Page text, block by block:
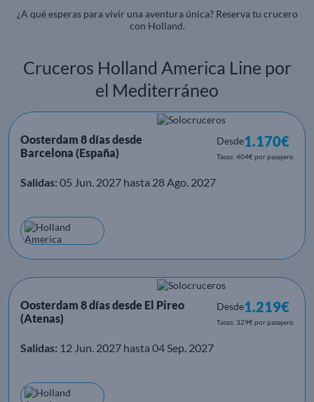
¿A qué esperas para vivir una aventura única? Reserva tu crucero
con Holland.
Cruceros Holland America Line por
el Mediterráneo
Oosterdam 8 días desde
Barcelona (España)
Desde1.170€
Tasas: 404€ por pasajero
Salidas: 05 Jun. 2027 hasta 28 Ago. 2027
Oosterdam 8 días desde El Pireo
(Atenas)
Desde1.219€
Tasas: 329€ por pasajero
Salidas: 12 Jun. 2027 hasta 04 Sep. 2027